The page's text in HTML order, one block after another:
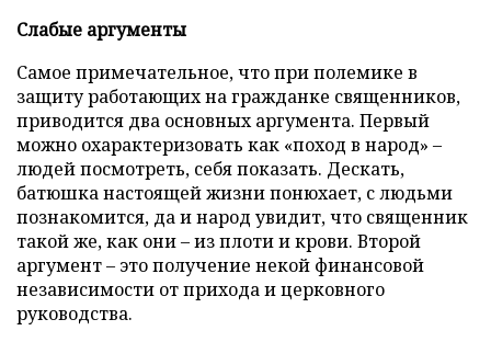
Слабые аргументы
Самое примечательное, что при полемике в
защиту работающих на гражданке священников,
приводится два основных аргумента. Первый
можно охарактеризовать как «поход в народ» –
людей посмотреть, себя показать. Дескать,
батюшка настоящей жизни понюхает, с людьми
познакомится, да и народ увидит, что священник
такой же, как они – из плоти и крови. Второй
аргумент – это получение некой финансовой
независимости от прихода и церковного
руководства.